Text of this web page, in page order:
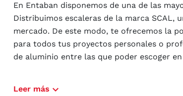
En Entaban disponemos de una de las
Distribuimos escaleras de la marca SCAL,
mercado. De este modo, te ofrecemos la
para todos tus proyectos personales o
de aluminio entre las que poder escoger
Comprar escaleras de
Leer más expand_more